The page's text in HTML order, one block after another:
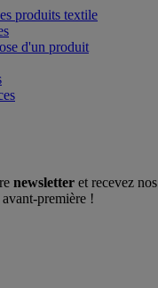
produits textile
d'un produit
newsletter et recevez nos
avant-première !